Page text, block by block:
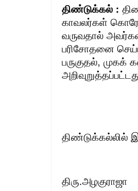
திண்டுக்கல் :
காவலர்கள்
வருவதால்
பரிசோதனை
பருகுதல்,
திண்டுக்கல்லில்
திரு.அழகுராஜா